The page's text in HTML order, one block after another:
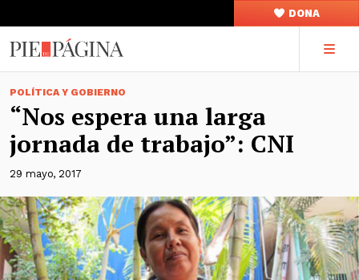
DONA
POLÍTICA Y GOBIERNO
“Nos espera una larga
jornada de trabajo”: CNI
29 mayo, 2017